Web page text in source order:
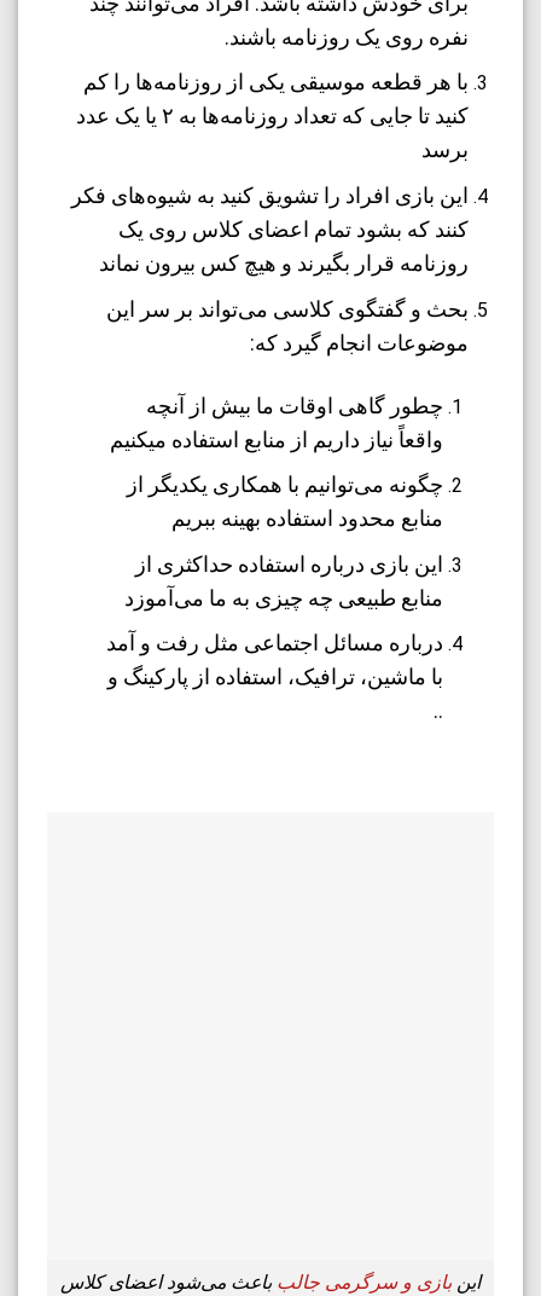
نفره روی یک روزنامه باشند.
با هر قطعه موسیقی یکی از روزنامه‌ها را کم
کنید تا جایی که تعداد روزنامه‌ها به ۲ یا یک عدد
برسد
این بازی افراد را تشویق کنید به شیوه‌های فکر
کنند که بشود تمام اعضای کلاس روی یک
روزنامه قرار بگیرند و هیچ کس بیرون نماند
بحث و گفتگوی کلاسی می‌تواند بر سر این
موضوعات انجام گیرد که:
چطور گاهی اوقات ما بیش از آنچه
واقعاً نیاز داریم از منابع استفاده میکنیم
چگونه می‌توانیم با همکاری یکدیگر از
منابع محدود استفاده بهینه ببریم
این بازی درباره استفاده حداکثری از
منابع طبیعی چه چیزی به ما می‌آموزد
درباره مسائل اجتماعی مثل رفت و آمد
با ماشین، ترافیک، استفاده از پارکینگ و
..
این بازی و سرگرمی جالب باعث می‌شود اعضای کلاس